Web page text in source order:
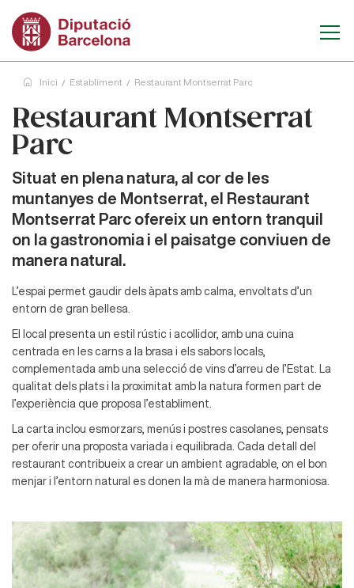
Inici Establiment Restaurant Montserrat Parc
Restaurant Montserrat
Parc
Situat en plena natura, al cor de les
muntanyes de Montserrat, el Restaurant
Montserrat Parc ofereix un entorn tranquil
on la gastronomia i el paisatge conviuen de
manera natural.
L’espai permet gaudir dels àpats amb calma, envoltats d’un
entorn de gran bellesa.
El local presenta un estil rústic i acollidor, amb una cuina
centrada en les carns a la brasa i els sabors locals,
complementada amb una selecció de vins d’arreu de l’Estat. La
qualitat dels plats i la proximitat amb la natura formen part de
l’experiència que proposa l’establiment.
La carta inclou esmorzars, menús i postres casolanes, pensats
per oferir una proposta variada i equilibrada. Cada detall del
restaurant contribueix a crear un ambient agradable, on el bon
menjar i l’entorn natural es donen la mà de manera harmoniosa.